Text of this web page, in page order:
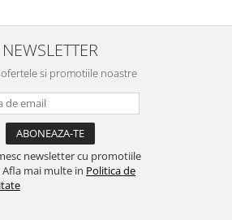
NEWSLETTER
si promotiile noastre
newsletter cu promotiile
mai multe in Politica de